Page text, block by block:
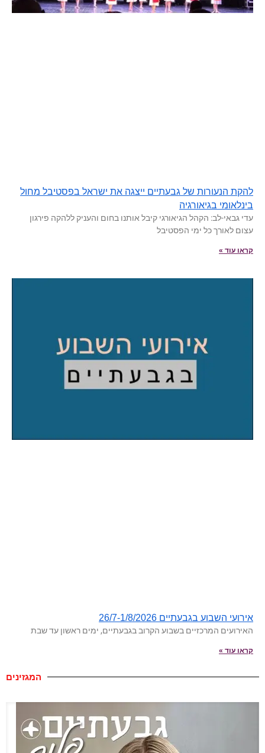
להקת הנעורות של גבעתיים ייצגה את ישראל בפסטיבל מחול
בינלאומי בגיאורגיה
עדי גבאי-לב: הקהל הגיאורגי קיבל אותנו בחום והעניק ללהקה פירגון
עצום לאורך כל ימי הפסטיבל
קראו עוד »
אירועי השבוע בגבעתיים 26/7-1/8/2026
האירועים המרכזיים בשבוע הקרוב בגבעתיים, ימים ראשון עד שבת
קראו עוד »
המגזינים